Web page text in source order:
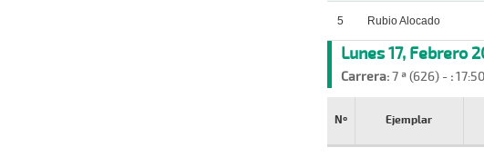
5 Rubio Alocado
Lunes 17, Febrero
Carrera:7 ª (626) - :
Nº Ejemplar